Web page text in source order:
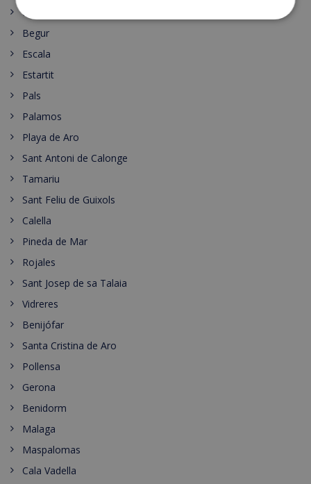
Nerja
Begur
Escala
Estartit
Pals
Palamos
Playa de Aro
Sant Antoni de Calonge
Tamariu
Sant Feliu de Guixols
Calella
Pineda de Mar
Rojales
Sant Josep de sa Talaia
Vidreres
Benijófar
Santa Cristina de Aro
Pollensa
Gerona
Benidorm
Malaga
Maspalomas
Cala Vadella